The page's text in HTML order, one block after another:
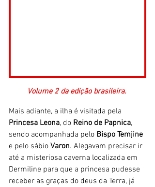
Volume 2 da edição brasileira.
Mais adiante, a ilha é visitada pela
Princesa Leona, do Reino de Papnica,
sendo acompanhada pelo Bispo Temjine
e pelo sábio Varon. Alegavam precisar ir
até a misteriosa caverna localizada em
Dermiline para que a princesa pudesse
receber as graças do deus da Terra, já